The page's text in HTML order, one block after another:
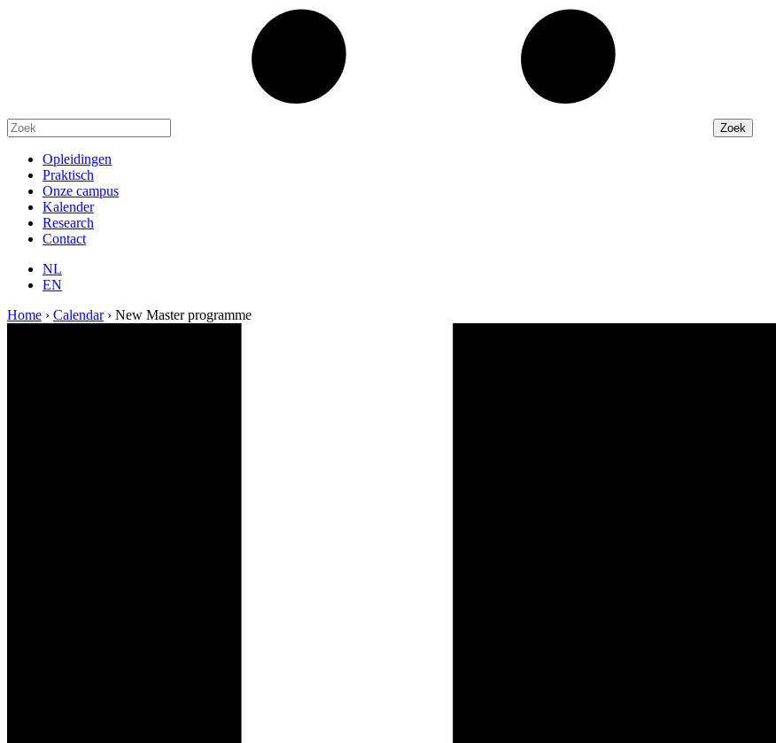
Opleidingen
Praktisch
Onze campus
Kalender
Research
Contact
NL
EN
Home › Calendar› New Master programme